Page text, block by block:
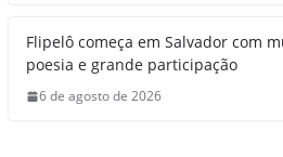
Flipelô começa em Salvador com
poesia e grande participação
6 de agosto de 2026